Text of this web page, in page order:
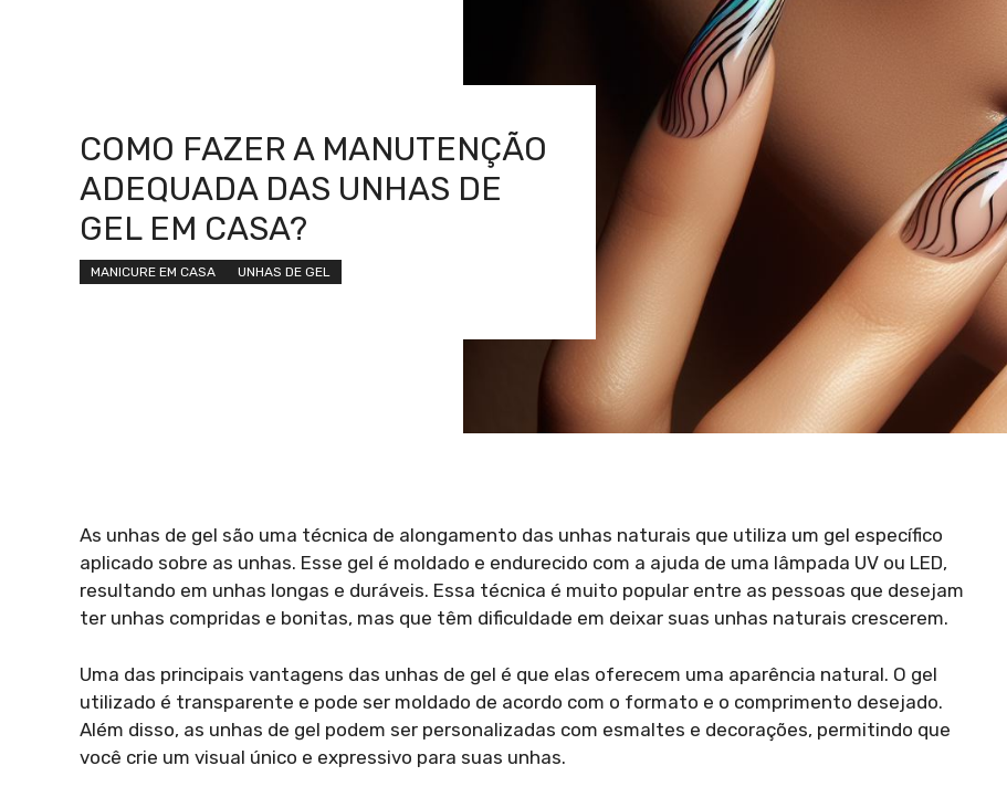
COMO FAZER A MANUTENÇÃO
ADEQUADA DAS UNHAS DE
GEL EM CASA?
MANICURE EM CASA UNHAS DE GEL
As unhas de gel são uma técnica de alongamento das unhas naturais que utiliza um gel específico
aplicado sobre as unhas. Esse gel é moldado e endurecido com a ajuda de uma lâmpada UV ou LED,
resultando em unhas longas e duráveis. Essa técnica é muito popular entre as pessoas que desejam
ter unhas compridas e bonitas, mas que têm dificuldade em deixar suas unhas naturais crescerem.
Uma das principais vantagens das unhas de gel é que elas oferecem uma aparência natural. O gel
utilizado é transparente e pode ser moldado de acordo com o formato e o comprimento desejado.
Além disso, as unhas de gel podem ser personalizadas com esmaltes e decorações, permitindo que
você crie um visual único e expressivo para suas unhas.